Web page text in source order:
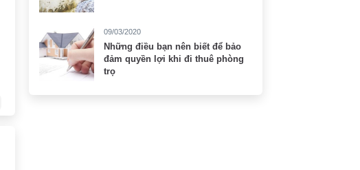
09/03/2020
Những điều bạn nên biết để bảo
đảm quyền lợi khi đi thuê phòng
trọ